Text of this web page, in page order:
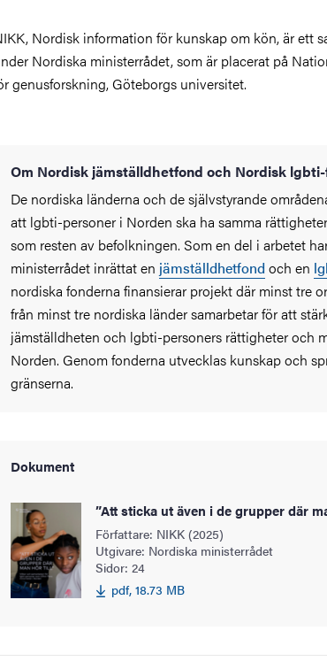
Nordisk information för kunskap om kön, är ett
Nordiska ministerrådet, som är placerat på
genusforskning, Göteborgs universitet.
Om Nordisk jämställdhetfond och Nordisk
De nordiska länderna och de självstyrande
att lgbti-personer i Norden ska ha samma
som resten av befolkningen. Som en del i arbetet
ministerrådet inrättat en jämställdhetfond och en
nordiska fonderna finansierar projekt där minst tre
från minst tre nordiska länder samarbetar för att
jämställdheten och lgbti-personers rättigheter och
Norden. Genom fonderna utvecklas kunskap och
gränserna.
Dokument
”Att sticka ut även i de grupper där
Författare: NIKK (2025)
Utgivare: Nordiska ministerrådet
Sidor: 24
pdf, 18.73 MB